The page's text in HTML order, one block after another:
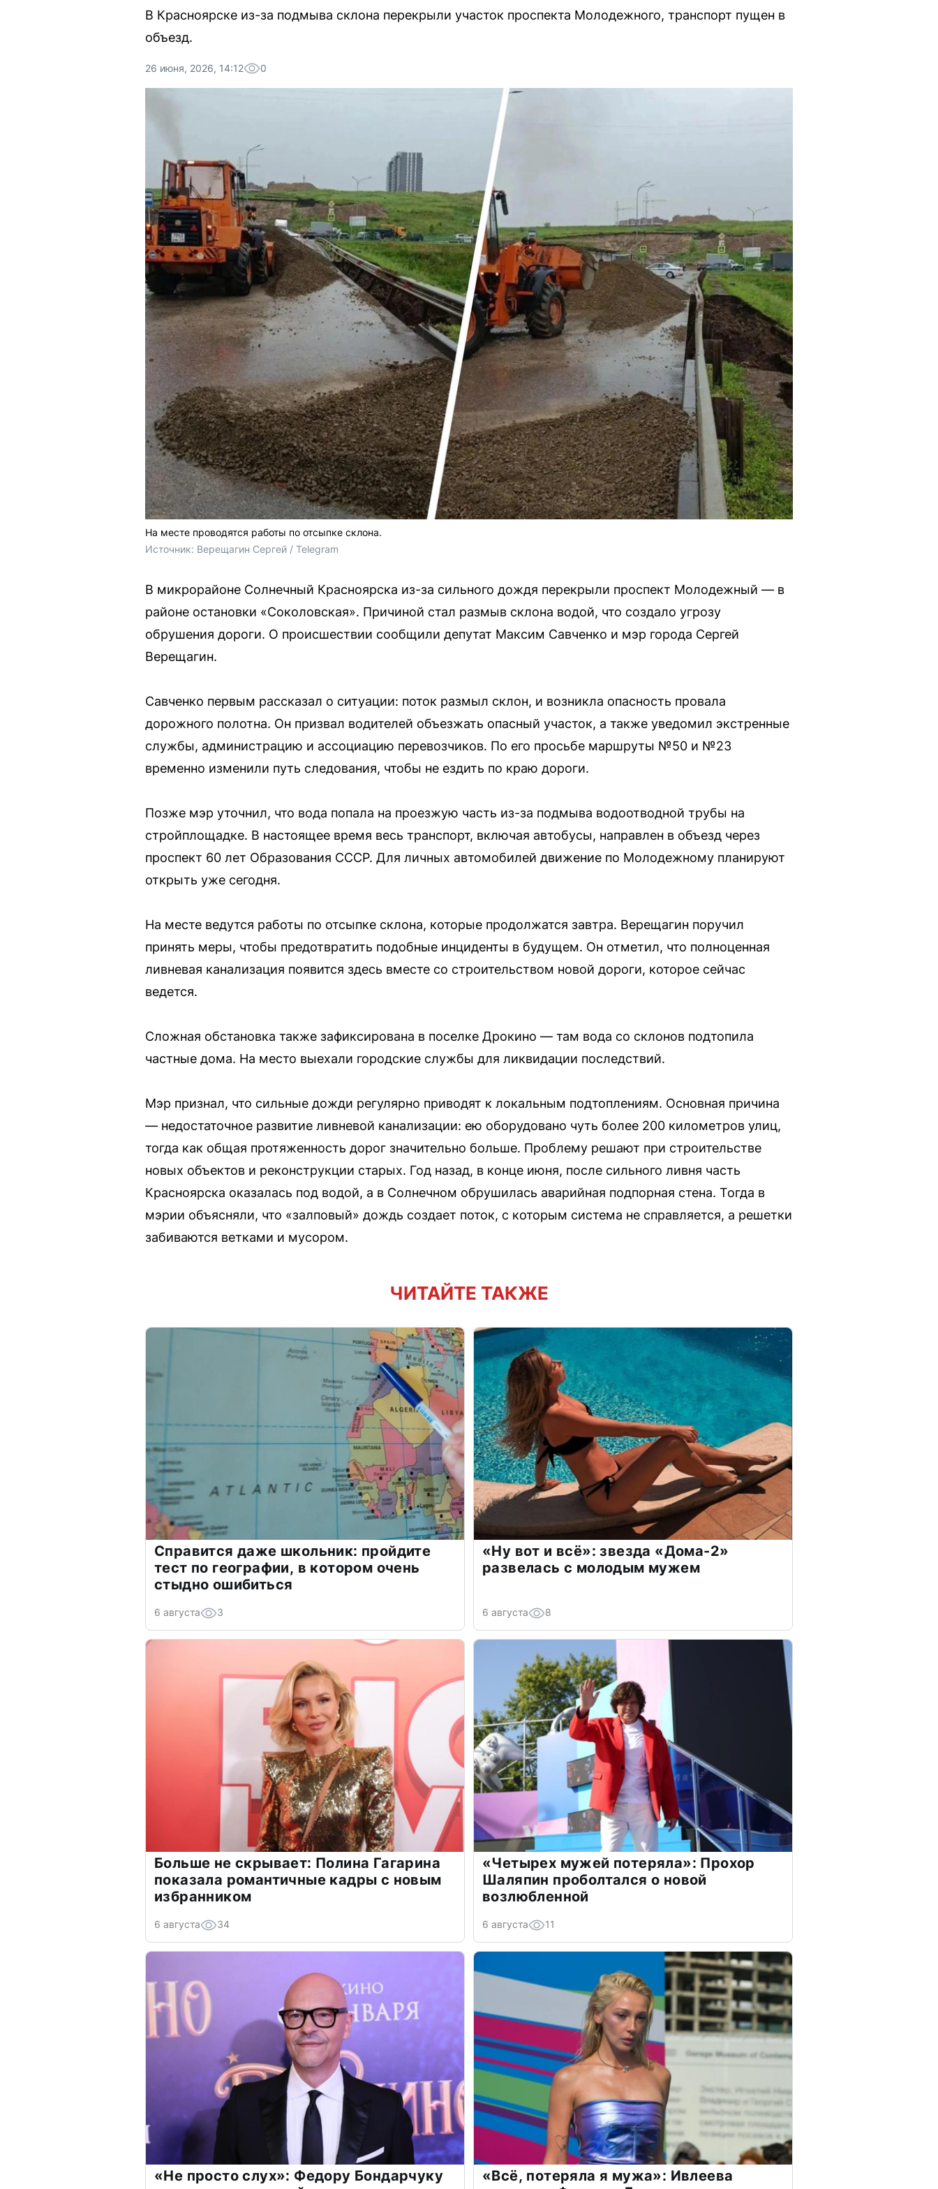
В Красноярске из-за подмыва склона перекрыли участок проспекта Молодежного, транспорт пущен в
объезд.
26 июня, 2026, 14:12 0
На месте проводятся работы по отсыпке склона.
Источник: Верещагин Сергей / Telegram
В микрорайоне Солнечный Красноярска из-за сильного дождя перекрыли проспект Молодежный — в
районе остановки «Соколовская». Причиной стал размыв склона водой, что создало угрозу
обрушения дороги. О происшествии сообщили депутат Максим Савченко и мэр города Сергей
Верещагин.
Савченко первым рассказал о ситуации: поток размыл склон, и возникла опасность провала
дорожного полотна. Он призвал водителей объезжать опасный участок, а также уведомил экстренные
службы, администрацию и ассоциацию перевозчиков. По его просьбе маршруты №50 и №23
временно изменили путь следования, чтобы не ездить по краю дороги.
Позже мэр уточнил, что вода попала на проезжую часть из-за подмыва водоотводной трубы на
стройплощадке. В настоящее время весь транспорт, включая автобусы, направлен в объезд через
проспект 60 лет Образования СССР. Для личных автомобилей движение по Молодежному планируют
открыть уже сегодня.
На месте ведутся работы по отсыпке склона, которые продолжатся завтра. Верещагин поручил
принять меры, чтобы предотвратить подобные инциденты в будущем. Он отметил, что полноценная
ливневая канализация появится здесь вместе со строительством новой дороги, которое сейчас
ведется.
Сложная обстановка также зафиксирована в поселке Дрокино — там вода со склонов подтопила
частные дома. На место выехали городские службы для ликвидации последствий.
Мэр признал, что сильные дожди регулярно приводят к локальным подтоплениям. Основная причина
— недостаточное развитие ливневой канализации: ею оборудовано чуть более 200 километров улиц,
тогда как общая протяженность дорог значительно больше. Проблему решают при строительстве
новых объектов и реконструкции старых. Год назад, в конце июня, после сильного ливня часть
Красноярска оказалась под водой, а в Солнечном обрушилась аварийная подпорная стена. Тогда в
мэрии объясняли, что «залповый» дождь создает поток, с которым система не справляется, а решетки
забиваются ветками и мусором.
ЧИТАЙТЕ ТАКЖЕ
Справится даже школьник: пройдите
тест по географии, в котором очень
стыдно ошибиться
6 августа 3
«Ну вот и всё»: звезда «Дома-2»
развелась с молодым мужем
6 августа 8
Больше не скрывает: Полина Гагарина
показала романтичные кадры с новым
избранником
6 августа 34
«Четырех мужей потеряла»: Прохор
Шаляпин проболтался о новой
возлюбленной
6 августа 11
«Не просто слух»: Федору Бондарчуку
«Всё, потеряла я мужа»: Ивлеева